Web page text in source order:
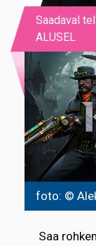
foto: ©
Saadaval
ALUSEL
Saa